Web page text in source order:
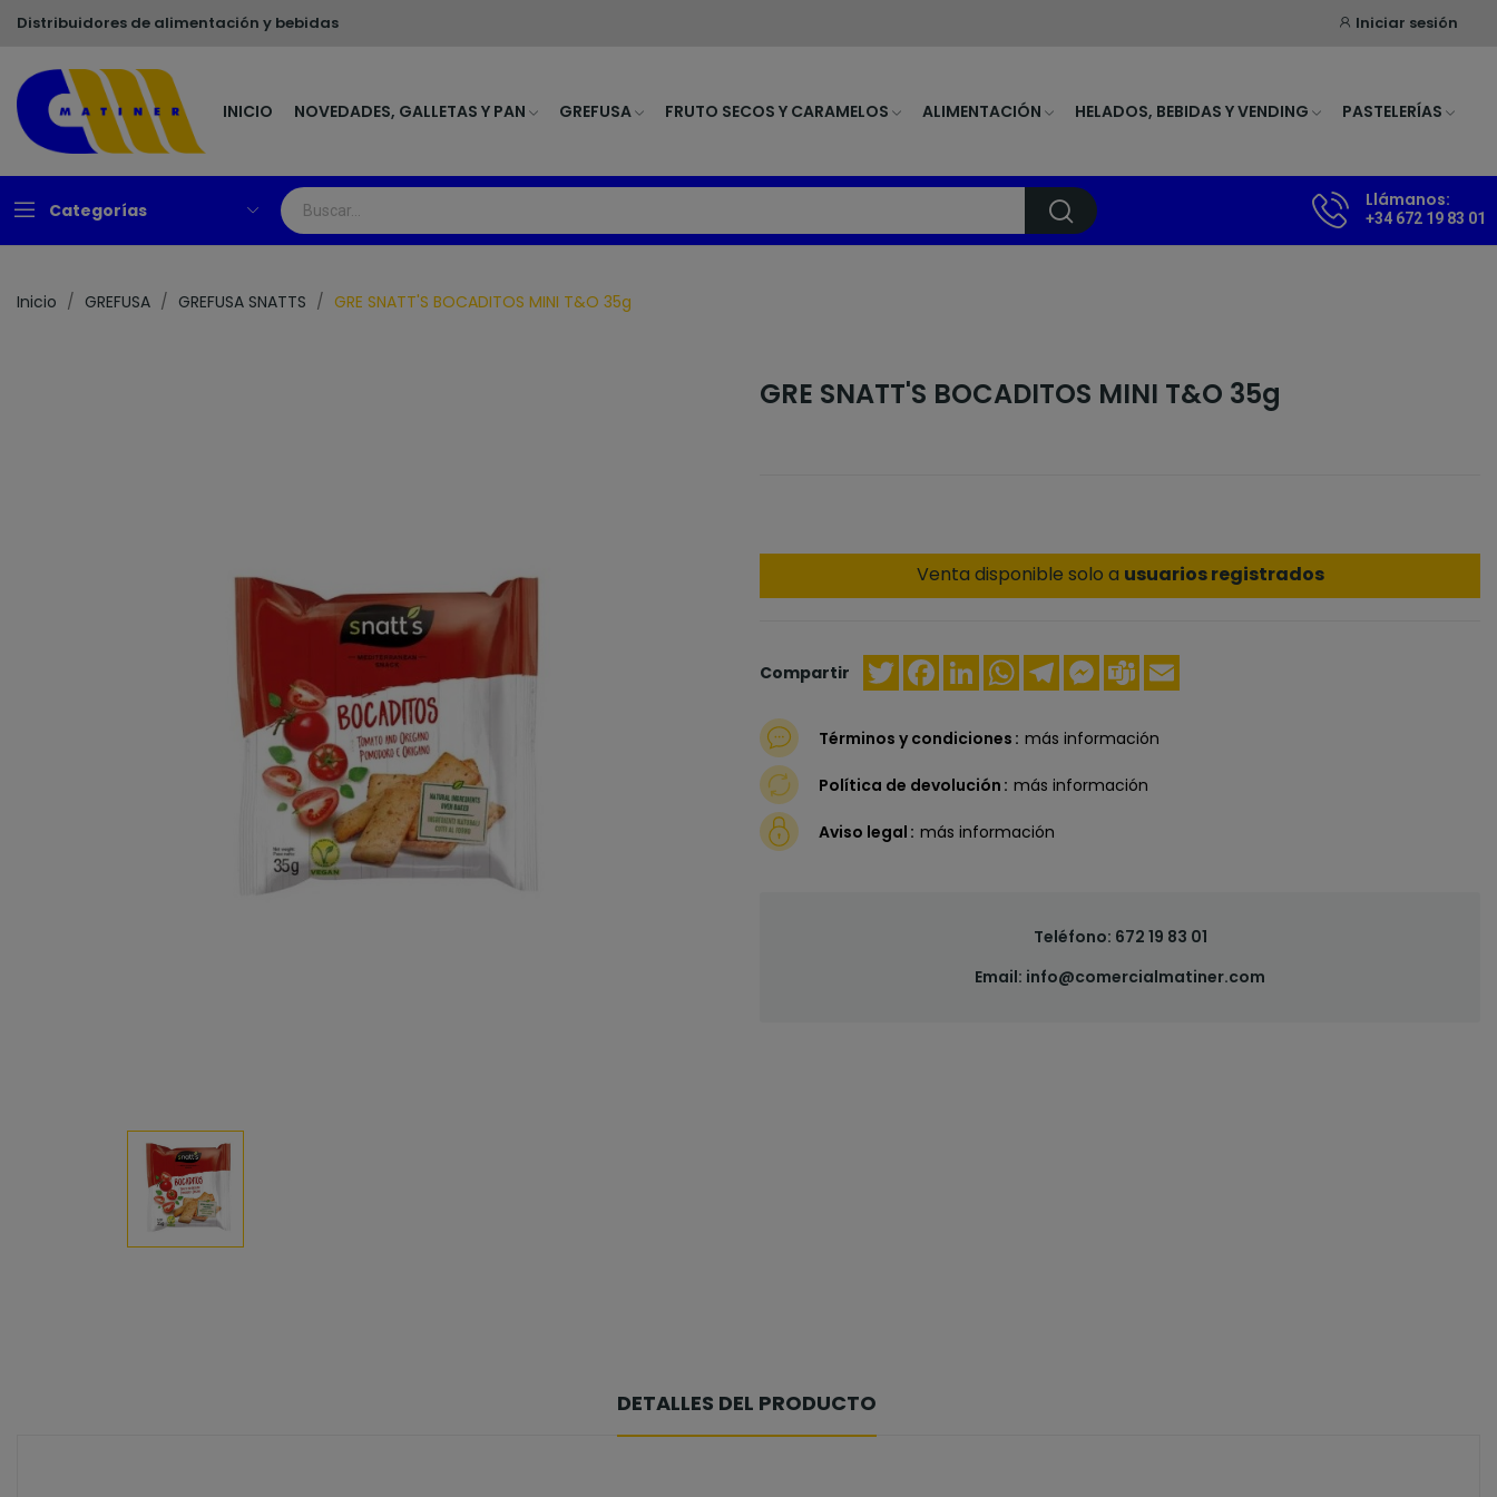
Distribuidores de alimentación y bebidas Iniciar sesión
INICIO NOVEDADES, GALLETAS Y PAN GREFUSA FRUTO SECOS Y CARAMELOS ALIMENTACIÓN HELADOS, BEBIDAS Y VENDING PASTELERÍAS
Categorías Llámanos:
+34 672 19 83 01
Inicio GREFUSA GREFUSA SNATTS GRE SNATT'S BOCADITOS MINI T&O 35g
GRE SNATT'S BOCADITOS MINI T&O 35g
Venta disponible solo a usuarios registrados
Compartir TwitterFacebookLinkedInWhatsAppTelegramMessenger
Teams
Términos y condiciones más información
Política de devolución más información
Aviso legal más información
Teléfono: 672 19 83 01
Email: info@comercialmatiner.com
DETALLES DEL PRODUCTO